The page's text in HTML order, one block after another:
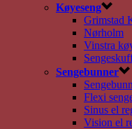
Køyeseng
Grimstad
Nørholm
Vinstra
Sengebunner
Flexi
Sinus el
Vision el